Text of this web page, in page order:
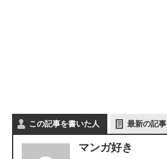
この記事を書いた人 最新の記事
マンガ好き